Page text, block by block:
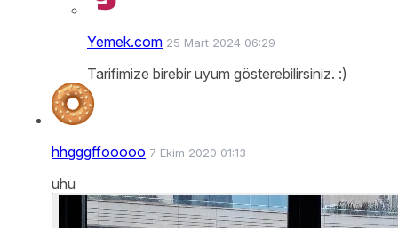
Yemek.com 25 Mart 2024 06:29
Tarifimize birebir uyum gösterebilirsiniz. :)
hhgggffooooo 7 Ekim 2020 01:13
uhu